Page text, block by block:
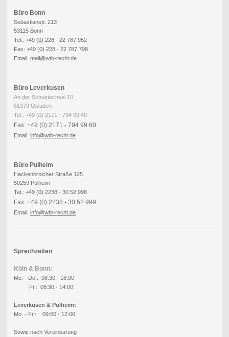
Büro Bonn
Sebastianstr. 213
53115 Bonn
Tel.: +49 (0) 228 - 22 787 952
Fax: +49 (0) 228 - 22 787 798
Email: mail@wtb-recht.de
Büro Leverkusen
An der Schusterinsel 10
51379 Opladen
Tel.: +49 (0) 2171 - 794 99 40
Fax: +49 (0) 2171 - 794 99 60
Email: info@wtb-recht.de
Büro Pulheim
Hackenbroicher Straße 125
50259 Pulheim
Tel.: +49 (0) 2238 - 30 52 998
Fax: +49 (0) 2238 - 30 52 999
Email: info@wtb-recht.de
Sprechzeiten
Köln & Bonn:
Mo. - Do.: 08:30 - 18:00
Fr.: 08:30 - 14:00
Leverkusen & Pulheim:
Mo. - Fr.: 09:00 - 12:00
Sowie nach Vereinbarung